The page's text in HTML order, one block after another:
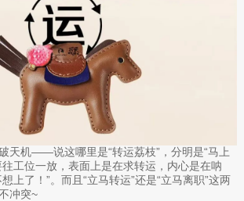
天机——说这哪里是“转运荔枝”，分明是“马上
工位一放，表面上是在求转运，内心是在呐
上了！”。而且“立马转运”还是“立马离职”这两
冲突~